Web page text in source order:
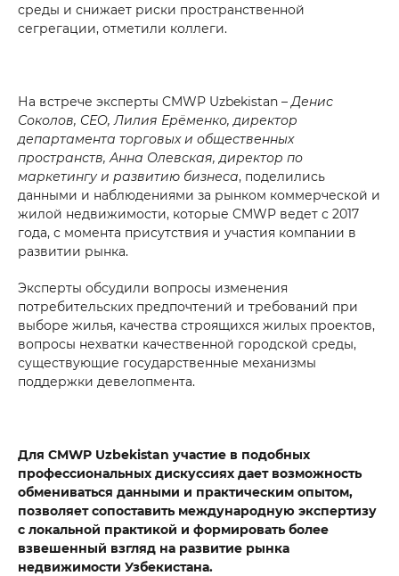
среды и снижает риски пространственной
сегрегации, отметили коллеги.
На встрече эксперты CMWP Uzbekistan – Денис
Соколов, CEO, Лилия Ерёменко, директор
департамента торговых и общественных
пространств, Анна Олевская, директор по
маркетингу и развитию бизнеса, поделились
данными и наблюдениями за рынком коммерческой и
жилой недвижимости, которые CMWP ведет с 2017
года, с момента присутствия и участия компании в
развитии рынка.
Эксперты обсудили вопросы изменения
потребительских предпочтений и требований при
выборе жилья, качества строящихся жилых проектов,
вопросы нехватки качественной городской среды,
существующие государственные механизмы
поддержки девелопмента.
Для CMWP Uzbekistan участие в подобных
профессиональных дискуссиях дает возможность
обмениваться данными и практическим опытом,
позволяет сопоставить международную экспертизу
с локальной практикой и формировать более
взвешенный взгляд на развитие рынка
недвижимости Узбекистана.